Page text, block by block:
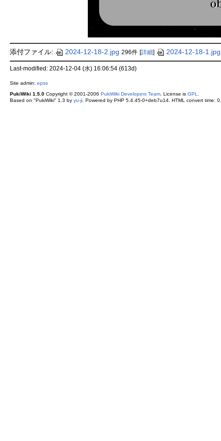
添付ファイル: 2024-12-18-2.jpg 296件 [詳細] 2024-12-18-1.jpg
Last-modified: 2024-12-04 (水) 16:06:54 (613d)
Site admin: epss
PukiWiki 1.5.0Copyright © 2001-2006 PukiWiki Developers Team. License is GPL.
Based on "PukiWiki" 1.3 by yu-ji. Powered by PHP 5.4.45-0+deb7u14. HTML convert time: